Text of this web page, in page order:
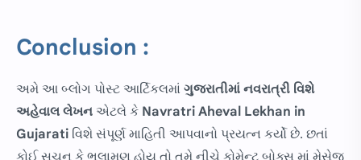
Conclusion :
અમે આ બ્લોગ પોસ્ટ આર્ટિકલમાં ગુજરાતીમાં નવરાત્રી વિશે
અહેવાલ લેખન એટલે કે Navratri Aheval Lekhan in
Gujarati વિશે સંપૂર્ણ માહિતી આપવાનો પ્રયત્ન કર્યો છે. છતાં
કોઈ સૂચન કે ભલામણ હોય તો તમે નીચે કોમેન્ટ બોક્સ માં મેસેજ